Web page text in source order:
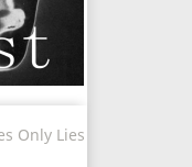
Only Lies